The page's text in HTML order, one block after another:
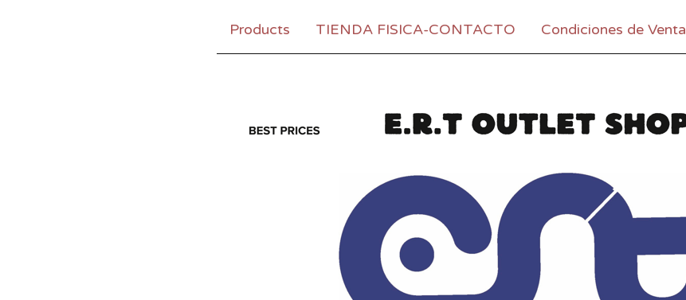
Products TIENDA FISICA-CONTACTO Condiciones de Venta